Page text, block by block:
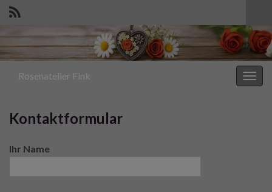
Search for:
Rosenatelier Fink
Kontaktformular
Ihr Name